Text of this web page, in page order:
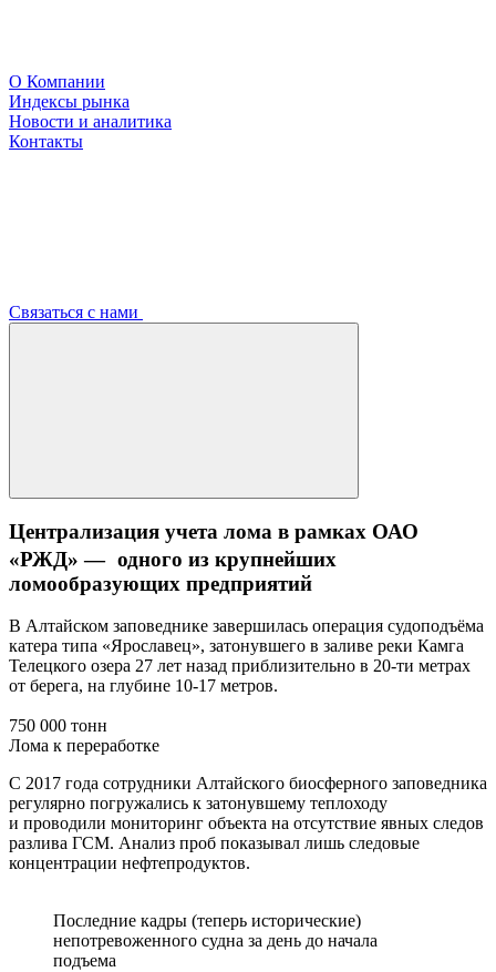
О Компании
Индексы рынка
Новости и аналитика
Контакты
Связаться с нами
Централизация учета лома в рамках ОАО
«РЖД» — одного из крупнейших
ломообразующих предприятий
В Алтайском заповеднике завершилась операция судоподъёма
катера типа «Ярославец», затонувшего в заливе реки Камга
Телецкого озера 27 лет назад приблизительно в 20-ти метрах
от берега, на глубине 10-17 метров.
750 000 тонн
Лома к переработке
С 2017 года сотрудники Алтайского биосферного заповедника
регулярно погружались к затонувшему теплоходу
и проводили мониторинг объекта на отсутствие явных следов
разлива ГСМ. Анализ проб показывал лишь следовые
концентрации нефтепродуктов.
Последние кадры (теперь исторические)
непотревоженного судна за день до начала
подъема